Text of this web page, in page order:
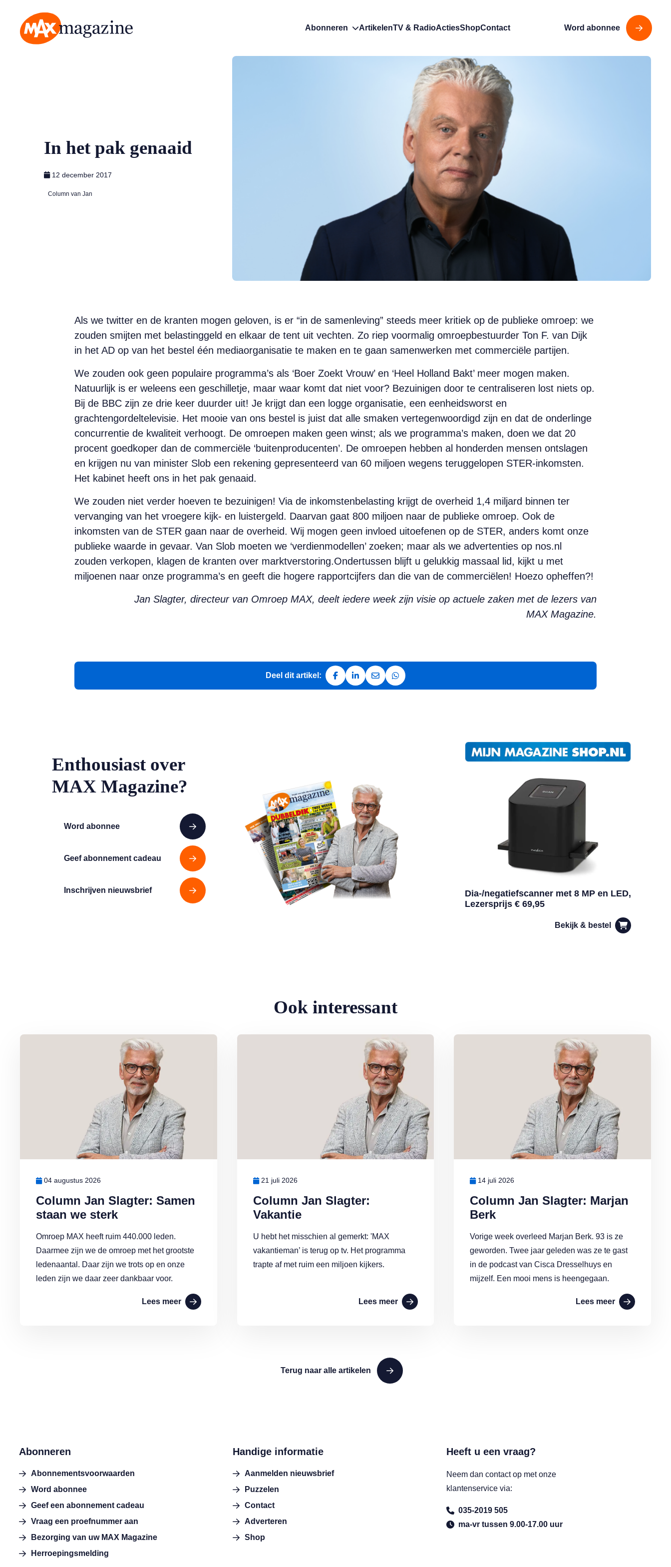
Abonneren ArtikelenTV & RadioActiesShopContact Word abonnee
In het pak genaaid
12 december 2017
Column van Jan
Als we twitter en de kranten mogen geloven, is er “in de samenleving” steeds meer kritiek op de publieke omroep: we
zouden smijten met belastinggeld en elkaar de tent uit vechten. Zo riep voormalig omroepbestuurder Ton F. van Dijk
in het AD op van het bestel één mediaorganisatie te maken en te gaan samenwerken met commerciële partijen.
We zouden ook geen populaire programma’s als ‘Boer Zoekt Vrouw’ en ‘Heel Holland Bakt’ meer mogen maken.
Natuurlijk is er weleens een geschilletje, maar waar komt dat niet voor? Bezuinigen door te centraliseren lost niets op.
Bij de BBC zijn ze drie keer duurder uit! Je krijgt dan een logge organisatie, een eenheidsworst en
grachtengordeltelevisie. Het mooie van ons bestel is juist dat alle smaken vertegenwoordigd zijn en dat de onderlinge
concurrentie de kwaliteit verhoogt. De omroepen maken geen winst; als we programma’s maken, doen we dat 20
procent goedkoper dan de commerciële ‘buitenproducenten’. De omroepen hebben al honderden mensen ontslagen
en krijgen nu van minister Slob een rekening gepresenteerd van 60 miljoen wegens teruggelopen STER-inkomsten.
Het kabinet heeft ons in het pak genaaid.
We zouden niet verder hoeven te bezuinigen! Via de inkomstenbelasting krijgt de overheid 1,4 miljard binnen ter
vervanging van het vroegere kijk- en luistergeld. Daarvan gaat 800 miljoen naar de publieke omroep. Ook de
inkomsten van de STER gaan naar de overheid. Wij mogen geen invloed uitoefenen op de STER, anders komt onze
publieke waarde in gevaar. Van Slob moeten we ‘verdienmodellen’ zoeken; maar als we advertenties op nos.nl
zouden verkopen, klagen de kranten over marktverstoring.Ondertussen blijft u gelukkig massaal lid, kijkt u met
miljoenen naar onze programma’s en geeft die hogere rapportcijfers dan die van de commerciëlen! Hoezo opheffen?!
Jan Slagter, directeur van Omroep MAX, deelt iedere week zijn visie op actuele zaken met de lezers van
MAX Magazine.
Deel dit artikel:
Deel op Facebook
Deel op LinkedIn
Deel via e-mail
Deel via WhatsApp
Enthousiast over
MAX Magazine?
Word abonnee
Geef abonnement cadeau
Inschrijven nieuwsbrief
Dia-/negatiefscanner met 8 MP en LED,
Lezersprijs € 69,95
Bekijk & bestel
Ook interessant
Column Jan Slagter: Samen
staan we sterk
04 augustus 2026
Omroep MAX heeft ruim 440.000 leden.
Daarmee zijn we de omroep met het grootste
ledenaantal. Daar zijn we trots op en onze
leden zijn we daar zeer dankbaar voor.
Lees meer
Lees meer over Column Jan Slagter: Samen staan we sterk
Column Jan Slagter:
Vakantie
21 juli 2026
U hebt het misschien al gemerkt: 'MAX
vakantieman’ is terug op tv. Het programma
trapte af met ruim een miljoen kijkers.
Lees meer
Lees meer over Column Jan Slagter: Vakantie
Column Jan Slagter: Marjan
Berk
14 juli 2026
Vorige week overleed Marjan Berk. 93 is ze
geworden. Twee jaar geleden was ze te gast
in de podcast van Cisca Dresselhuys en
mijzelf. Een mooi mens is heengegaan.
Lees meer
Lees meer over Column Jan Slagter: Marjan Berk
Terug naar alle artikelen
Abonneren
Abonnementsvoorwaarden
Word abonnee
Geef een abonnement cadeau
Vraag een proefnummer aan
Bezorging van uw MAX Magazine
Herroepingsmelding
Handige informatie
Aanmelden nieuwsbrief
Puzzelen
Contact
Adverteren
Shop
Heeft u een vraag?
Neem dan contact op met onze
klantenservice via:
035-2019 505
ma-vr tussen 9.00-17.00 uur